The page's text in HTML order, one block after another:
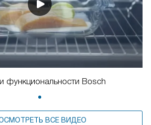
функциональности Bosch
ВСЕ ВИДЕО